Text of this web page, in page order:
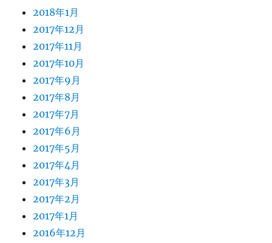
2018年1月
2017年12月
2017年11月
2017年10月
2017年9月
2017年8月
2017年7月
2017年6月
2017年5月
2017年4月
2017年3月
2017年2月
2017年1月
2016年12月